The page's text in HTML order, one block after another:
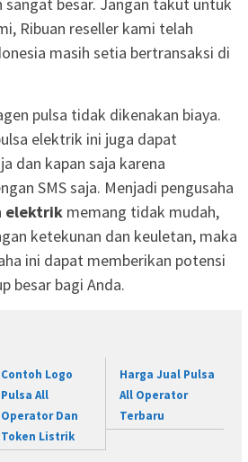
Ribuan reseller kami telah
masih setia bertransaksi di
pulsa tidak dikenakan biaya.
elektrik ini juga dapat
dan kapan saja karena
SMS saja. Menjadi pengusaha
elektrik memang tidak mudah,
ketekunan dan keuletan, maka
ini dapat memberikan potensi
besar bagi Anda.
Contoh Logo
Pulsa All
Operator Dan
Token Listrik
Harga Jual Pulsa
All Operator
Terbaru